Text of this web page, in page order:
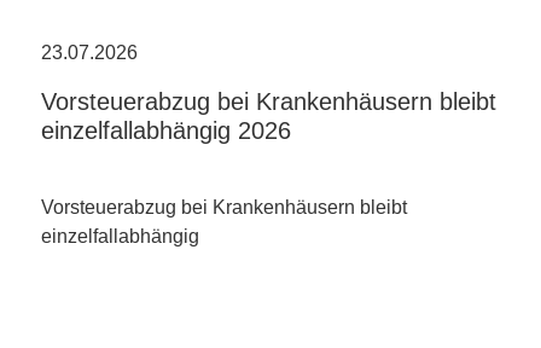
23.07.2026
Vorsteuerabzug bei Krankenhäusern bleibt
einzelfallabhängig 2026
Vorsteuerabzug bei Krankenhäusern bleibt
einzelfallabhängig